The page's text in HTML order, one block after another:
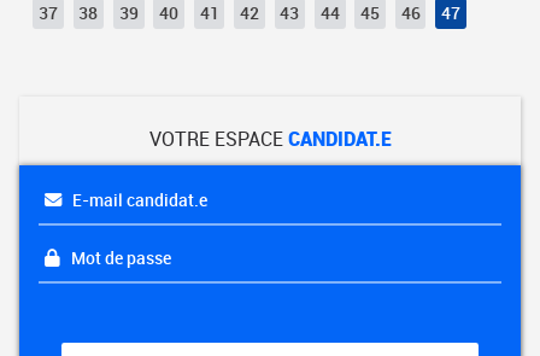
37
38 39 40 41 42 43 44 45 46 47
VOTRE ESPACECANDIDAT.E
E-mail candidat.e
Mot de passe